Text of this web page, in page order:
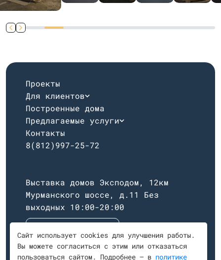
Проекты
Для клиентов
Построенные дома
Предлагаемые услуги
Контакты
8(812)997-25-72
Выставка домов Эксподом, 12км
Мурманского шоссе, д.11 Без
выходных 10:00-20:00
Построить маршрут
Сайт использует cookies для улучшения работы.
Вы можете согласиться с этим или отказаться
пользоваться сайтом. Подробнее — в политике